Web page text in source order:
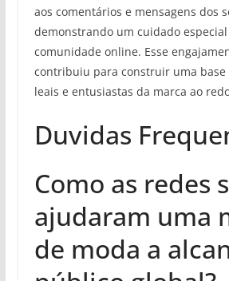
aos comentários e mensagens dos
demonstrando um cuidado especial
comunidade online. Esse
contribuiu para construir uma base
leais e entusiastas da marca ao
Duvidas
Como as redes
ajudaram uma
de moda a